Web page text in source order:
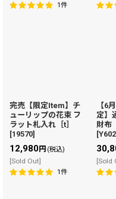
1件
完売【限定Item】チ
ューリップの花束 フ
ラット札入れ［t］
[19570]
12,980円 (税込)
[Sold Out]
1件
【6
定】
財布
[
[Sold